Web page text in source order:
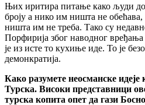
Њих иритира питање како људи
броју а нико им ништа не
ништа им не треба. Тако су
Порфирија због наводног
је из исте то кухиње иде. То је
демонкратија.
Како разумете неосманске идеје
Турска. Високи представници
турска копита опет да гази